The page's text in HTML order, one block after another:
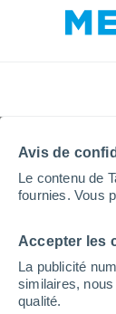
Avis de
Le contenu de
fournies. Vous
Accepter les
La publicité
similaires,
qualité.
Accueil